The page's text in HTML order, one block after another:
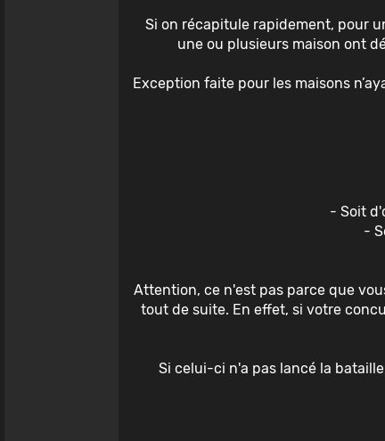
Si on récapitule rapidement, pour
une ou plusieurs maison ont
Exception faite pour les maisons
- Soit
-
Attention, ce n'est pas parce que
tout de suite. En effet, si votre
Si celui-ci n'a pas lancé la